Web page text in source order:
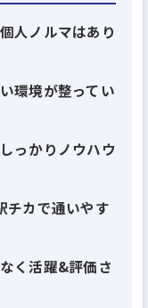
ため
ど幅広い年代の
人ノルマはあり
環境が整ってい
っかりノウハウ
カで通いやす
く活躍&評価さ